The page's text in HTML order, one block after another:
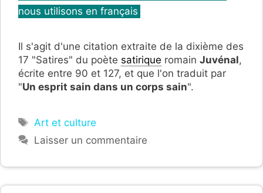
nous utilisons en français
Il s'agit d'une citation extraite de la dixième des
17 "Satires" du poète satirique romain Juvénal,
écrite entre 90 et 127, et que l'on traduit par
"Un esprit sain dans un corps sain".
Étiquettes
Art et culture
Laisser un commentaire